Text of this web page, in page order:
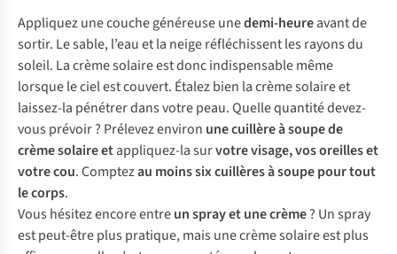
Appliquez une couche généreuse unedemi-heureavant de
sortir. Le sable, l’eau et la neige réfléchissent les rayons du
soleil. La crème solaire est donc indispensable même
lorsque le ciel est couvert. Étalez bien la crème solaire et
laissez-la pénétrer dans votre peau. Quelle quantité devez-
vous prévoir ? Prélevez environ une cuillère à soupe de
crème solaire etappliquez-la survotre visage, vos oreilles et
votre cou. Comptezau moins six cuillères à soupe pour tout
le corps.
Vous hésitez encore entreun spray et une crème? Un spray
est peut-être plus pratique, mais une crème solaire est plus